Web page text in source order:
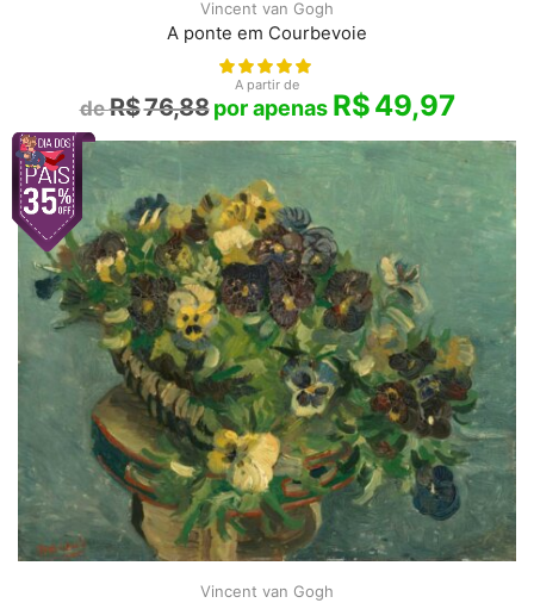
Vincent van Gogh
A ponte em Courbevoie
A partir de
R$76,88 R$49,97
Vincent van Gogh